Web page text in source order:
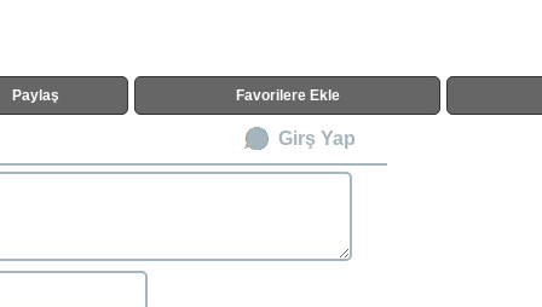
Paylaş Favorilere Ekle
Girş Yap